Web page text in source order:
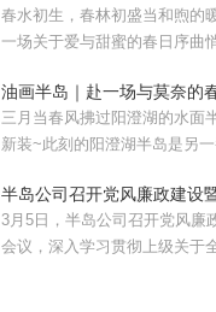
春水初生，春林初盛当和煦的
一场关于爱与甜蜜的春日序曲
油画半岛｜赴一场与莫奈的
三月当春风拂过阳澄湖的水面
新装~此刻的阳澄湖半岛是另
半岛公司召开党风廉政建设
3月5日，半岛公司召开党风廉
会议，深入学习贯彻上级关于